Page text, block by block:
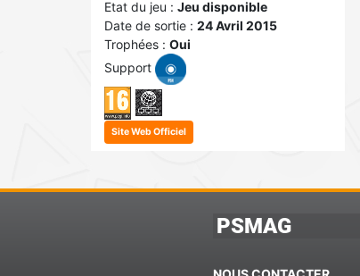
Etat du jeu : Jeu disponible
Date de sortie : 24 Avril 2015
Trophées : Oui
Support
Site Web Officiel
PSMAG